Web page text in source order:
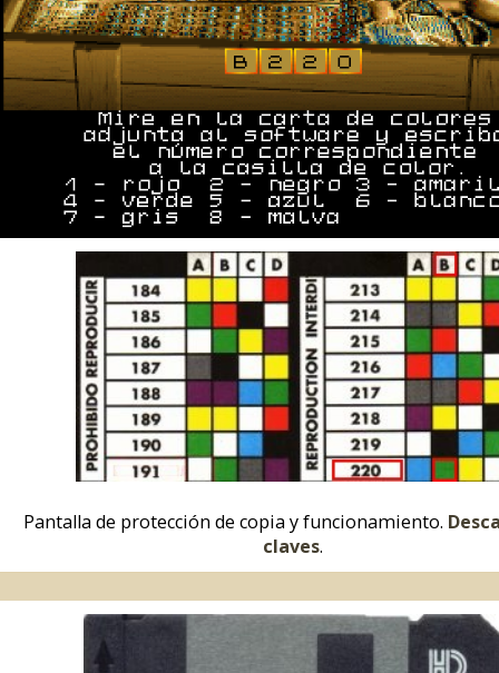
Pantalla de protección de copia y funcionamiento.Descarga las
claves.